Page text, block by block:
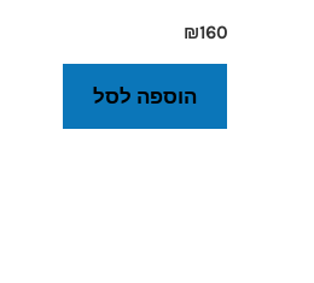
₪160
הוספה לסל